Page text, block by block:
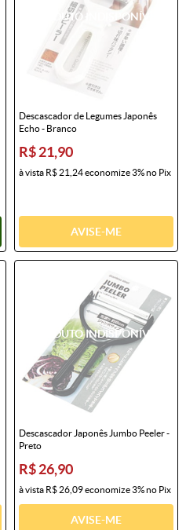
Descascador de Legumes Japonês
Echo - Branco
R$ 21,90
à vista R$ 21,24economize3%no Pix
AVISE-ME
Descascador Japonês Jumbo Peeler -
Preto
R$ 26,90
à vista R$ 26,09economize3%no Pix
AVISE-ME